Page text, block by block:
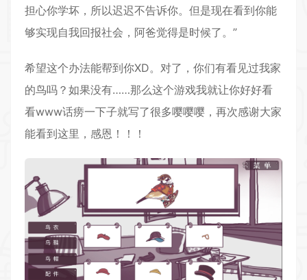
担心你学坏，所以迟迟不告诉你。但是现在看到你能
够实现自我回报社会，阿爸觉得是时候了。”
希望这个办法能帮到你XD。对了，你们有看见过我家
的鸟吗？如果没有……那么这个游戏我就让你好好看
看www话痨一下子就写了很多嘤嘤嘤，再次感谢大家
能看到这里，感恩！！！